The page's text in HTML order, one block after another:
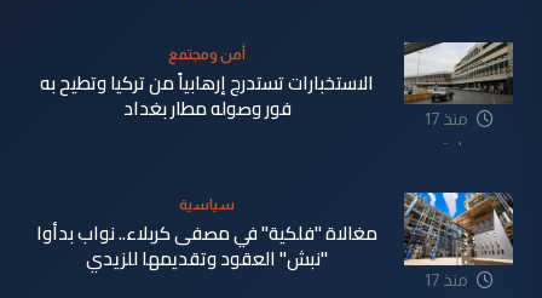
منذ 17
ساعة
أمن ومجتمع
الاستخبارات تستدرج إرهابياً من تركيا وتطيح به
فور وصوله مطار بغداد
منذ 17
سياسية
مغالاة "فلكية" في مصفى كربلاء.. نواب بدأوا
"نبش" العقود وتقديمها للزيدي